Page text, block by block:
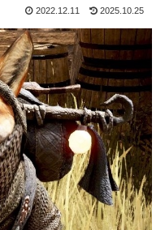
2022.12.11 2025.10.25